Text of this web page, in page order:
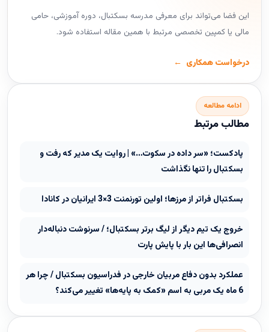
این فضا می‌تواند برای معرفی مدرسه بسکتبال، دوره آموزشی، حامی
مالی یا کمپین تخصصی مرتبط با همین مقاله استفاده شود.
درخواست همکاری
ادامه مطالعه
مطالب مرتبط
پادکست؛ «سر داده در سکوت…» | روایت یک مدیر که رفت و
بسکتبال را تنها نگذاشت
بسکتبال فراتر از مرزها؛ اولین تورنمنت 3×3 ایرانیان در کانادا
خروج یک تیم دیگر از لیگ برتر بسکتبال؛ / سرنوشت دنباله‌دار
انصرافی‌ها این بار با پایش پارت
عملکرد بدون دفاع مربیان خارجی در فدراسیون بسکتبال / چرا هر
6 ماه یک مربی به اسم «کمک به پایه‌ها» تغییر می‌کند؟